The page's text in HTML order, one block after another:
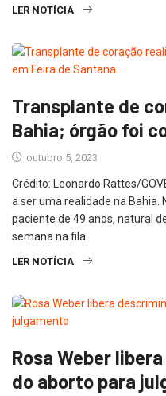
LER NOTÍCIA
Transplante de
Bahia; órgão foi
outubro 5, 2023
Crédito: Leonardo Rattes/
a ser uma realidade na
paciente de 49 anos, natural
semana na fila
LER NOTÍCIA
Rosa Weber
do aborto para